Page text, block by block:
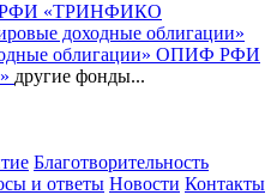
«ТРИНФИКО
доходные облигации»
облигации» ОПИФ РФИ
другие фонды...
Благотворительность
и ответы Новости Контакты